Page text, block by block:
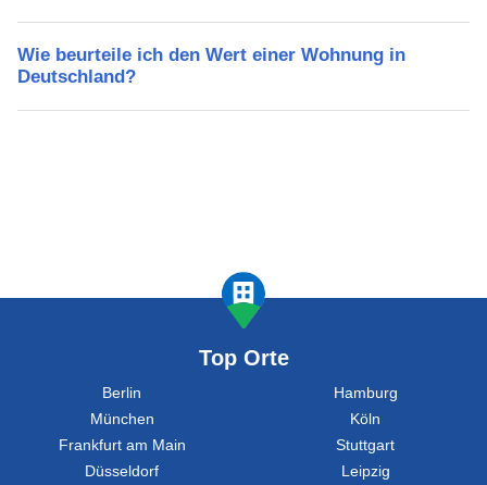
Wie beurteile ich den Wert einer Wohnung in
Deutschland?
Top Orte
Berlin
Hamburg
München
Köln
Frankfurt am Main
Stuttgart
Düsseldorf
Leipzig